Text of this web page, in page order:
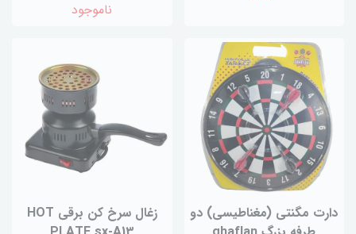
ناموجود
دارت مگنتی (مغناطیسی) دو
زغال سرخ کن برقی HOT